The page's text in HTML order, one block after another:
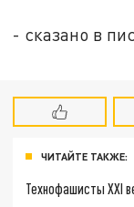
- сказано в
ЧИТАЙТЕ ТАКЖЕ:
Технофашисты XXI